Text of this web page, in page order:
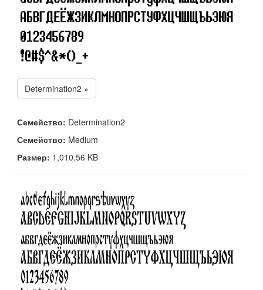
Determination2 »
Семейство: Determination2
Семейство: Medium
Размер: 1,010.56 KB